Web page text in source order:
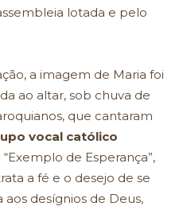
lotada e pelo
a imagem de Maria foi
ao altar, sob chuva de
que cantaram
vocal católico
de Esperança”,
a fé e o desejo de se
desígnios de Deus,